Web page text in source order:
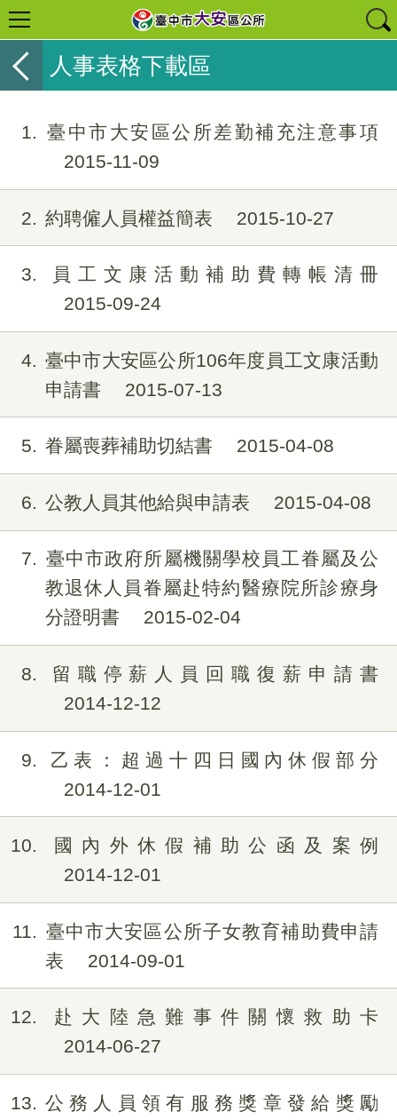
人事表格下載區
1
臺中市大安區公所差勤補充注意事項
2015-11-09
2 約聘僱人員權益簡表 2015-10-27
3
員工文康活動補助費轉帳清冊
2015-09-24
4
臺中市大安區公所106年度員工文康活動
申請書
2015-07-13
5 眷屬喪葬補助切結書 2015-04-08
6 公教人員其他給與申請表 2015-04-08
7
臺中市政府所屬機關學校員工眷屬及公
教退休人員眷屬赴特約醫療院所診療身
分證明書
2015-02-04
8
留職停薪人員回職復薪申請書
2014-12-12
9
乙表：超過十四日國內休假部分
2014-12-01
10
國內外休假補助公函及案例
2014-12-01
11
臺中市大安區公所子女教育補助費申請
表
2014-09-01
12
赴大陸急難事件關懷救助卡
2014-06-27
13
公 務 人 員 領 有 服 務 獎 章 發 給 獎 勵